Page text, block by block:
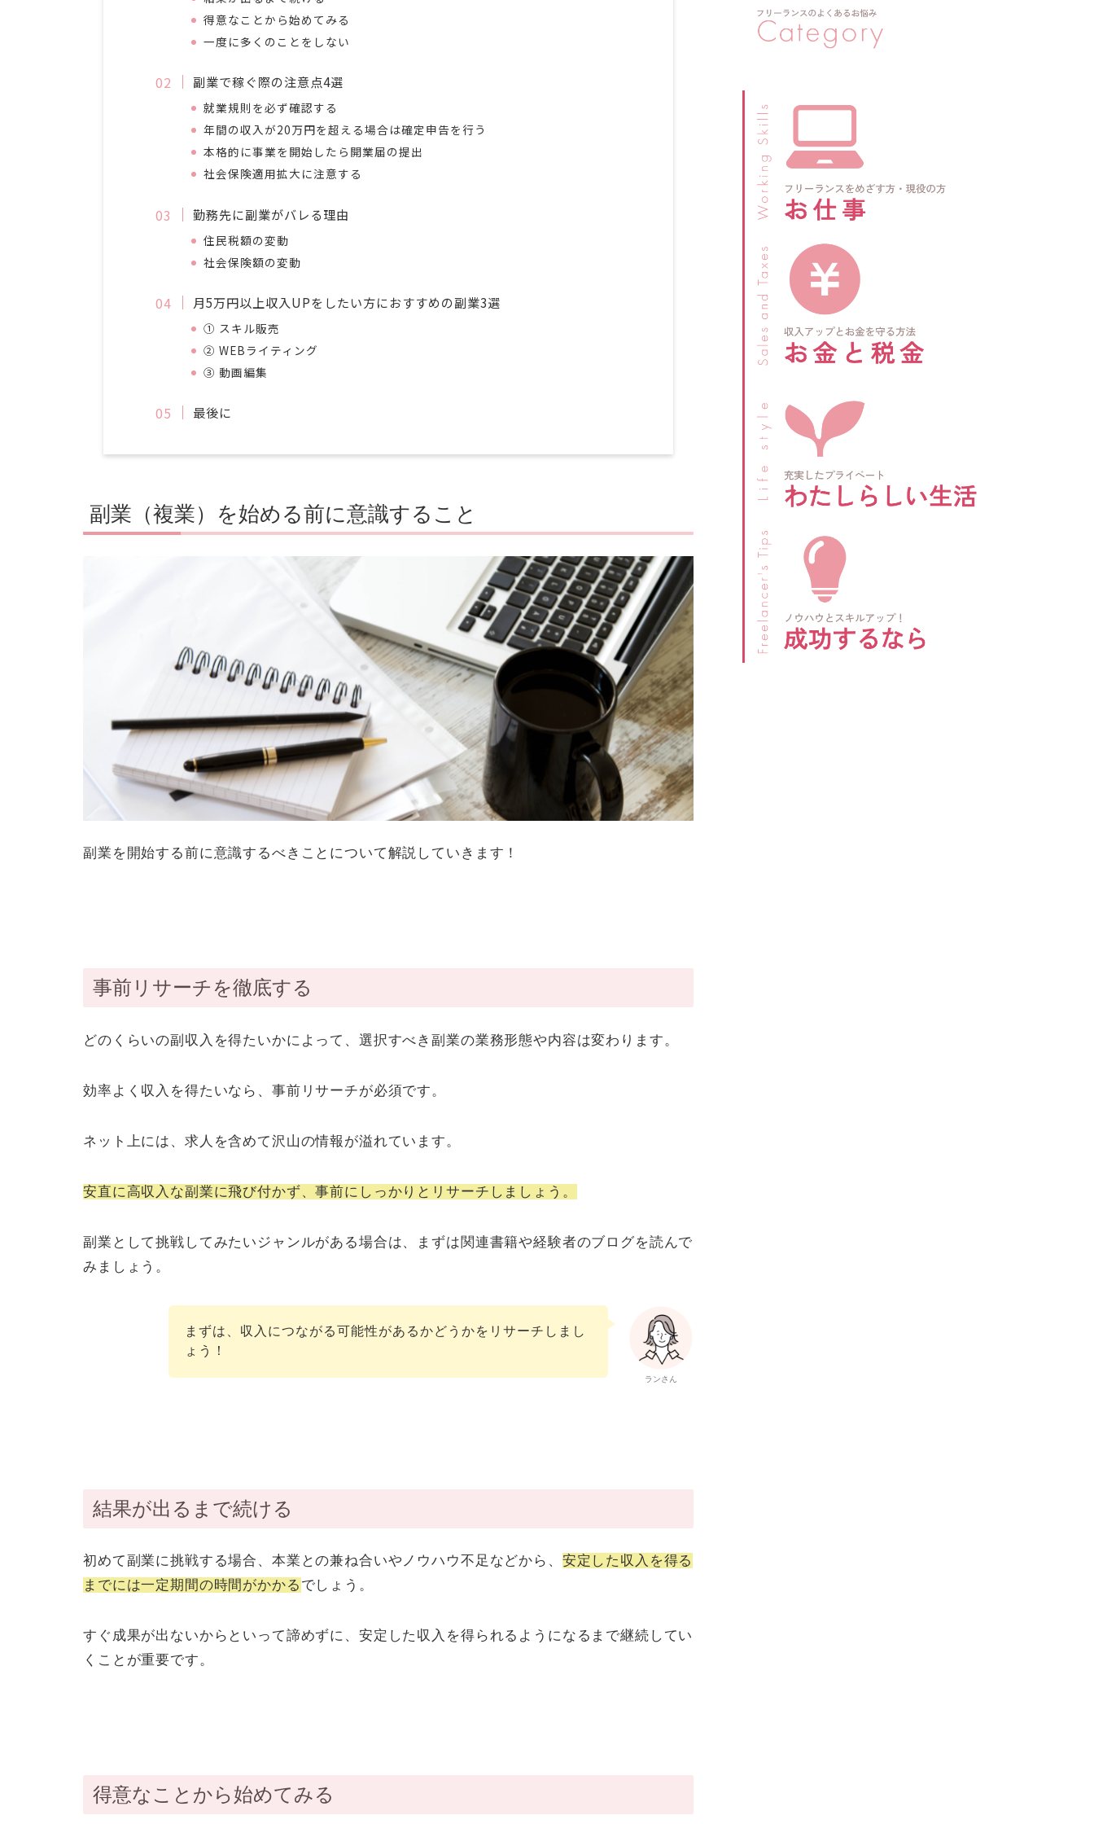
得意なことから始めてみる
一度に多くのことをしない
副業で稼ぐ際の注意点4選
就業規則を必ず確認する
年間の収入が20万円を超える場合は確定申告を行う
本格的に事業を開始したら開業届の提出
社会保険適用拡大に注意する
勤務先に副業がバレる理由
住民税額の変動
社会保険額の変動
月5万円以上収入UPをしたい方におすすめの副業3選
① スキル販売
② WEBライティング
③ 動画編集
最後に
副業（複業）を始める前に意識すること
副業を開始する前に意識するべきことについて解説していきます！
事前リサーチを徹底する
どのくらいの副収入を得たいかによって、選択すべき副業の業務形態や内容は変わります。
効率よく収入を得たいなら、事前リサーチが必須です。
ネット上には、求人を含めて沢山の情報が溢れています。
安直に高収入な副業に飛び付かず、事前にしっかりとリサーチしましょう。
副業として挑戦してみたいジャンルがある場合は、
まずは関連書籍や経験者のブログを読んで
みましょう。
ランさん
まずは、収入につながる可能性があるかどうかをリサーチしまし
ょう！
結果が出るまで続ける
初めて副業に挑戦する場合、本業との兼ね合いやノウハウ不足などから、 安定した収入を得る
までには一定期間の時間がかかる でしょう。
すぐ成果が出ないからといって諦めずに、 安定した収入を得られるようになるまで継続 してい
くことが重要です。
得意なことから始めてみる